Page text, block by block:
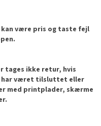
være pris og taste fejl
tages ikke retur, hvis
har været tilsluttet eller
med printplader, skærme